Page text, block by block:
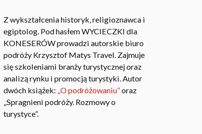
Z wykształcenia historyk, religioznawca i
egiptolog. Pod hasłem WYCIECZKI dla
KONESERÓW prowadzi autorskie biuro
podróży Krzysztof Matys Travel. Zajmuje
się szkoleniami branży turystycznej oraz
analizą rynku i promocją turystyki. Autor
dwóch książek: „O podróżowaniu”oraz
„Spragnieni podróży. Rozmowy o
turystyce”.